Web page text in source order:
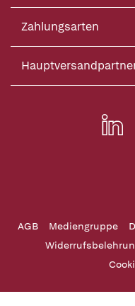
Zahlungsarten
AGB Mediengruppe